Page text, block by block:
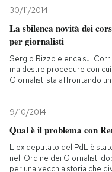
30/11/2014
La sbilenca novità dei
per giornalisti
Sergio Rizzo elenca sul
maldestre procedure con
Giornalisti sta affrontando
9/10/2014
Qual è il problema con
L'ex deputato del PdL è
nell'Ordine dei Giornalisti
per una vecchia storia che